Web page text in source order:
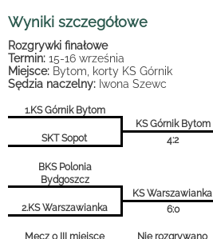
Wyniki szczegółowe
Rozgrywki finałowe
Termin: 15-16 września
Miejsce: Bytom, korty KS Górnik
Sędzia naczelny: Iwona Szewc
1.KS Górnik Bytom
KS Górnik Bytom
SKT Sopot
4:2
BKS Polonia
Bydgoszcz
KS Warszawianka
2.KS Warszawianka
6:0
Mecz o III miejsce Nie rozgrywano